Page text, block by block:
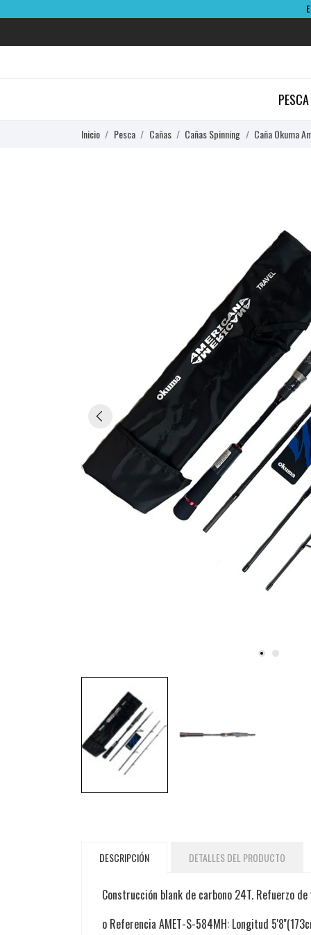
PESCA
Inicio Pesca Cañas Cañas Spinning Caña Okuma
DESCRIPCIÓN DETALLES DEL PRODUCTO
Construcción blank de carbono 24T. Refuerzo
o Referencia AMET-S-584MH: Longitud